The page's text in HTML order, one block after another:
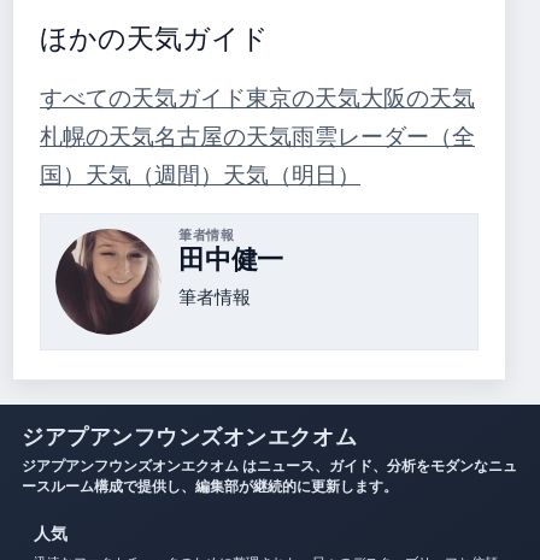
ほかの天気ガイド
すべての天気ガイド東京の天気大阪の天気
札幌の天気名古屋の天気雨雲レーダー（全
国） 天気（週間） 天気（明日）
筆者情報
田中健一
筆者情報
ジアプアンフウンズオンエクオム
ジアプアンフウンズオンエクオム はニュース、ガイド、分析をモダンなニュ
ースルーム構成で提供し、編集部が継続的に更新します。
人気